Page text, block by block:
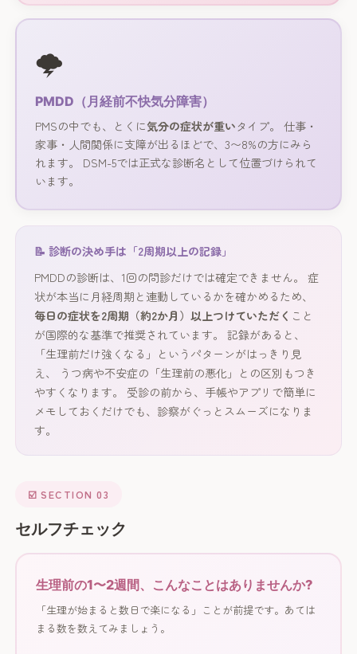
🌩
PMDD（月経前不快気分障害）
PMSの中でも、とくに気分の症状が重い タイプ。 仕事・
家事・人間関係に支障が出るほどで、3〜8%の方にみら
れます。 DSM-5では正式な診断名として位置づけられて
います。
📝 診断の決め手は「2周期以上の記録」
PMDDの診断は、1回の問診だけでは確定できません。 症
状が本当に月経周期と連動しているかを確かめるため、
毎日の症状を2周期（約2か月）以上つけていただく こと
が国際的な基準で推奨されています。 記録があると、
「生理前だけ強くなる」というパターンがはっきり見
え、 うつ病や不安症の「生理前の悪化」との区別もつき
やすくなります。 受診の前から、手帳やアプリで簡単に
メモしておくだけでも、診察がぐっとスムーズになりま
す。
☑️ SECTION 03
セルフチェック
生理前の1〜2週間、こんなことはありませんか?
「生理が始まると数日で楽になる」ことが前提です。あては
まる数を数えてみましょう。